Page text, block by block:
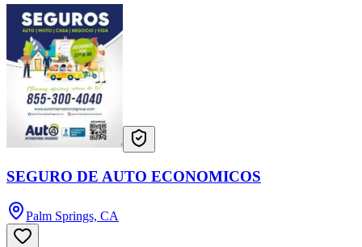
SEGURO DE AUTO ECONOMICOS
Palm Springs, CA